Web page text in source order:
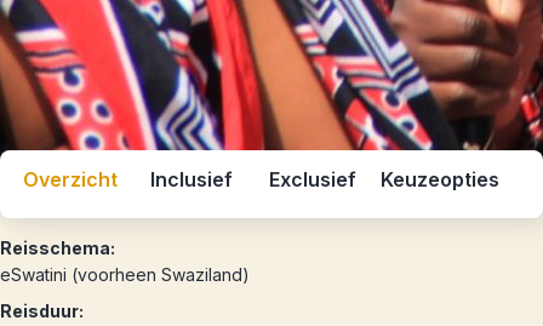
Overzicht Inclusief Exclusief Keuzeopties
Reisschema:
eSwatini (voorheen Swaziland)
Reisduur: